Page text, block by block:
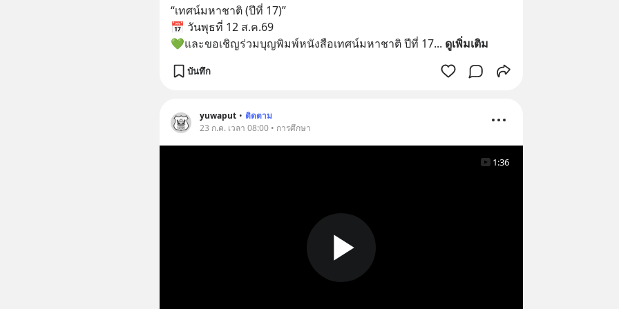
“เทศน์มหาชาติ (ปีที่ 17)”
📅 วันพุธที่ 12 ส.ค.69
💚และขอเชิญร่วมบุญพิมพ์หนังสือเทศน์มหาชาติ ปีที่ 17... ดูเพิ่มเติม
บันทึก
yuwaput • ติดตาม
23 ก.ค. เวลา 08:00 • การศึกษา
1:36